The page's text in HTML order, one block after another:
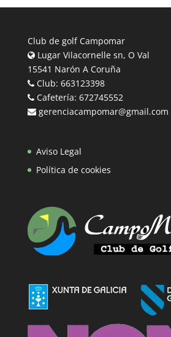
Club de golf Campomar
Lugar Vilacornelle sn, O Val
15541 Narón A Coruña
Club: 663123398
Cafetería: 672745552
gerenciacampomar@gmail.com
Aviso Legal
Política de cookies